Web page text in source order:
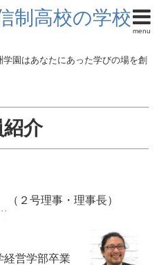
menu
制高校の学校
園はあなたにあった学びの場を創
介
号理事・理事長）
営学部卒業